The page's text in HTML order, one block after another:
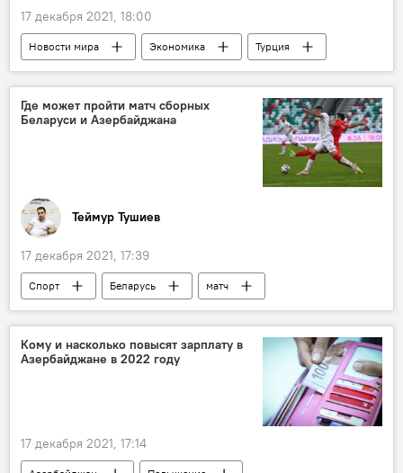
17 декабря 2021, 18:00
Новости мира Экономика
Турция
турецкая лира
Где может пройти матч сборных
Беларуси и Азербайджана
Теймур Тушиев
17 декабря 2021, 17:39
Спорт Беларусь
матч
Азербайджан
Кому и насколько повысят зарплату в
Азербайджане в 2022 году
17 декабря 2021, 17:14